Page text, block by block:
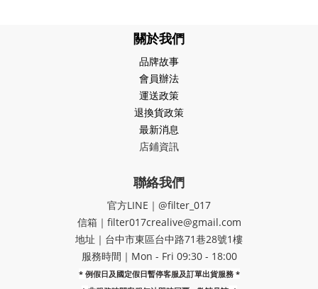
關於我們
品牌故事
會員辦法
運送政策
退換貨政策
最新消息
店鋪資訊
聯絡我們
官方LINE｜@filter_017
信箱｜filter017crealive@gmail.com
地址｜​台中市東區台中路71巷28號1樓
服務時間｜Mon - Fri 09:30 - 18:00
* 例假日及國定假日暫停客服及訂單出貨服務 *